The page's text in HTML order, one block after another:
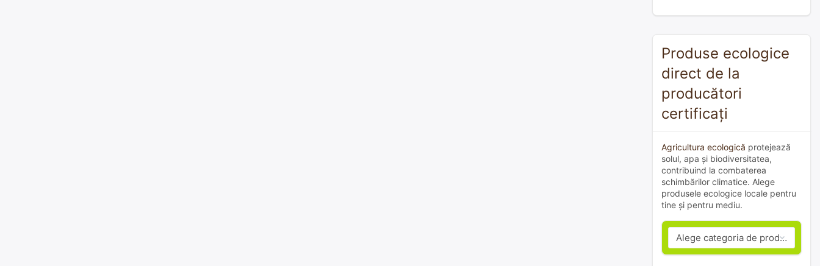
Produse ecologice
direct de la
producători
certificați
Agricultura ecologică protejează
solul, apa și biodiversitatea,
contribuind la combaterea
schimbărilor climatice. Alege
produsele ecologice locale pentru
tine și pentru mediu.